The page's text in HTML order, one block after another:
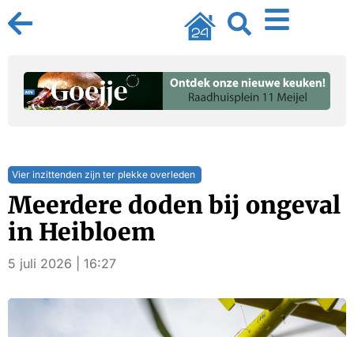
Vier inzittenden zijn ter plekke overleden
Meerdere doden bij ongeval
in Heibloem
5 juli 2026 | 16:27